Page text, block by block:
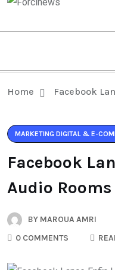
Home Facebook
MARKETING DIGITAL & E-
Facebook
Audio Rooms
BY MAROUA AMRI
0 COMMENTS